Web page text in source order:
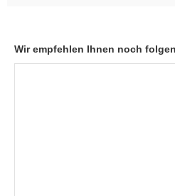
Wir empfehlen Ihnen noch